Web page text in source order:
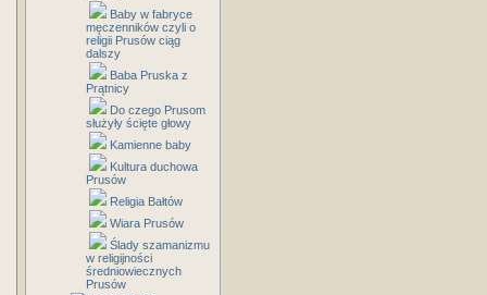
Baby w fabryce
męczenników czyli o
religii Prusów ciąg
dalszy
Baba Pruska z
Prątnicy
Do czego Prusom
służyły ścięte głowy
Kamienne baby
Kultura duchowa
Prusów
Religia Bałtów
Wiara Prusów
Ślady szamanizmu
w religijności
średniowiecznych
Prusów